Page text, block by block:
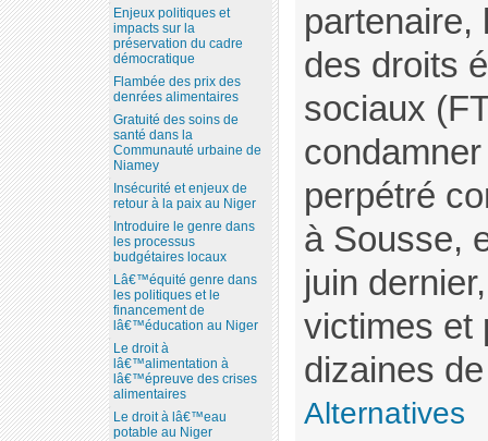
partenaire,
des droits
sociaux
perpétré
à Sousse,
juin
victimes et
dizaines
Alternatives
Enjeux politiques et
impacts sur la
préservation du cadre
démocratique
Flambée des prix des
denrées alimentaires
Gratuité des soins de
santé dans la
Communauté urbaine de
Niamey
Insécurité et enjeux de
retour à la paix au Niger
Introduire le genre dans
les processus
budgétaires locaux
Lâ€™équité genre dans
les politiques et le
financement de
lâ€™éducation au Niger
Le droit à
lâ€™alimentation à
lâ€™épreuve des crises
alimentaires
Le droit à lâ€™eau
potable au Niger